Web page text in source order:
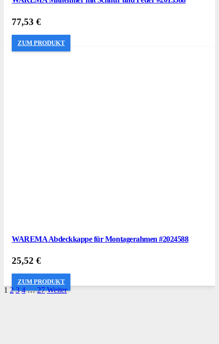
77,53 €
ZUM PRODUKT
WAREMA Abdeckkappe für Montagerahmen #2024588
25,52 €
ZUM PRODUKT
1 2 3 4 … 27 Weiter